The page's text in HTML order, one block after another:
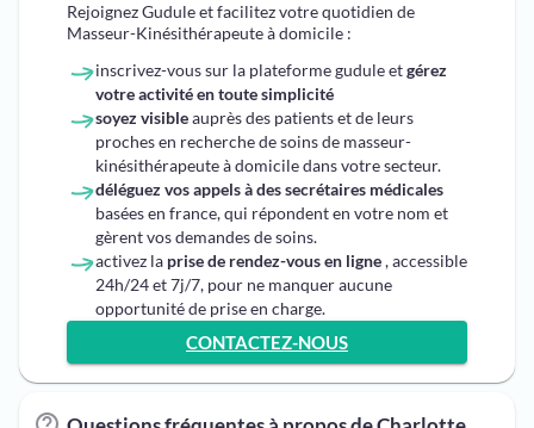
Rejoignez Gudule et facilitez votre quotidien de
Masseur-Kinésithérapeute à domicile :
inscrivez-vous sur la plateforme gudule etgérez
votre activité en toute simplicité
soyez visibleauprès des patients et de leurs
proches en recherche de soins de masseur-
kinésithérapeute à domicile dans votre secteur.
déléguez vos appels à des secrétaires médicales
basées en france, qui répondent en votre nom et
gèrent vos demandes de soins.
activez la prise de rendez-vous en ligne, accessible
24h/24 et 7j/7, pour ne manquer aucune
opportunité de prise en charge.
CONTACTEZ-NOUS